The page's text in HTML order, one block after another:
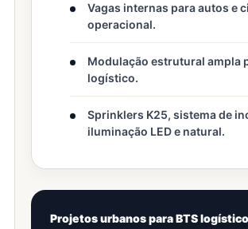
Vagas internas para autos e
operacional.
Modulação estrutural ampla
logístico.
Sprinklers K25, sistema de
iluminação LED e natural.
Projetos urbanos para BTS